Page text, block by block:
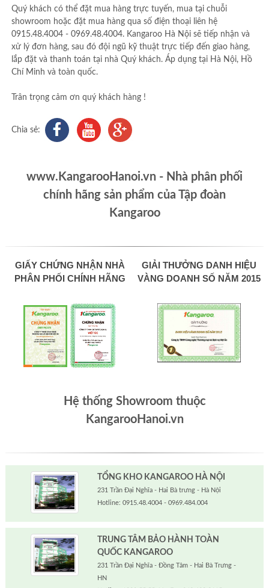
Quý khách có thể đặt mua hàng trực tuyến, mua tại chuỗi
showroom hoặc đặt mua hàng qua số điện thoại liên hệ
0915.48.4004 - 0969.48.4004. Kangaroo Hà Nội sẽ tiếp nhận và
xử lý đơn hàng, sau đó đội ngũ kỹ thuật trực tiếp đến giao hàng,
lắp đặt và thanh toán tại nhà Quý khách. Áp dụng tại Hà Nội, Hồ
Chí Minh và toàn quốc.
Trân trọng cảm ơn quý khách hàng !
Chia sẻ:
www.KangarooHanoi.vn - Nhà phân phối
chính hãng sản phẩm của Tập đoàn
Kangaroo
GIẤY CHỨNG NHẬN NHÀ
PHÂN PHỐI CHÍNH HÃNG
GIẢI THƯỞNG DANH HIỆU
VÀNG DOANH SỐ NĂM 2015
Hệ thống Showroom thuộc
KangarooHanoi.vn
TỔNG KHO KANGAROO HÀ NỘI
231 Trần Đại Nghĩa - Hai Bà trưng - Hà Nội
Hotline: 0915.48.4004 - 0969.484.004
TRUNG TÂM BẢO HÀNH TOÀN
QUỐC KANGAROO
231 Trần Đại Nghĩa - Đồng Tâm - Hai Bà Trưng -
HN